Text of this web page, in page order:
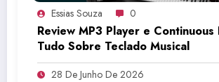
Essias Souza 0
Review MP3 Player e Continuous
Tudo Sobre Teclado Musical
28 De Junho De 2026